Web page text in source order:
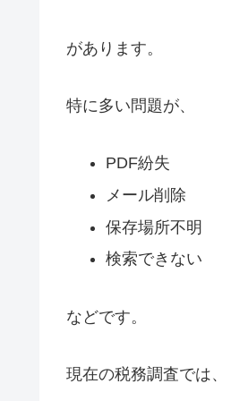
があります。
特に多い問題が、
PDF紛失
メール削除
保存場所不明
検索できない
などです。
現在の税務調査では、